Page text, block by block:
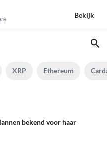
Bekijk
XRP Ethereum
bekend voor haar